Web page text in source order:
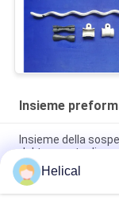
Insieme
Insieme della
del trasporto di
Insieme a fibra
dello strato
Helical